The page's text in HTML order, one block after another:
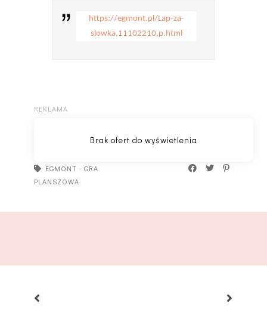
https://egmont.pl/Lap-za-
slowka,11102210,p.html
EGMONT · GRA
PLANSZOWA